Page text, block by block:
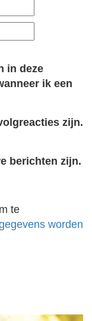
in deze
ik een
zijn.
berichten zijn.
te
worden